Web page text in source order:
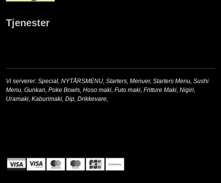
Tjenester
Vi serverer: Special, NYTÅRSMENU, Starters, Menuer, Starters Menu, Sushi
Menu, Gunkan, Poke Bowls, Hoso maki, Futo maki, Fritture Maki, Nigiri,
Uramaki, Kaburimaki, Dip, Drikkevare,